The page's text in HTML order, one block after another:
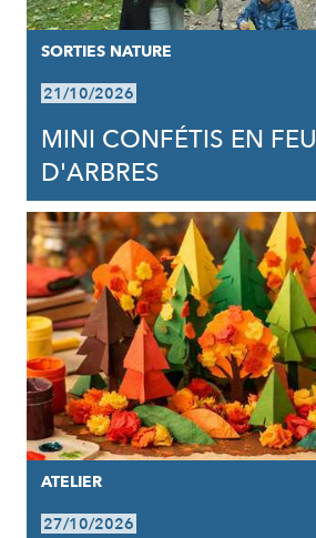
SORTIES NATURE
21/10/2026
MINI CONFÉTIS EN
D'ARBRES
ATELIER
27/10/2026